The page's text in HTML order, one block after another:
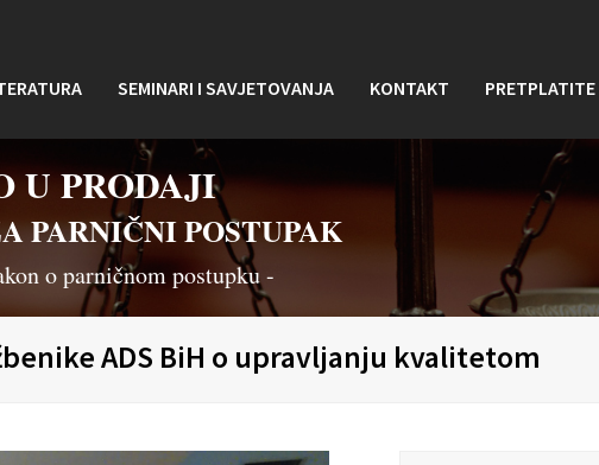
SEMINARI I SAVJETOVANJA KONTAKT PRETPLATITE
U PRODAJI
PARNIČNI POSTUPAK
o parničnom postupku -
ADS BiH o upravljanju kvalitetom